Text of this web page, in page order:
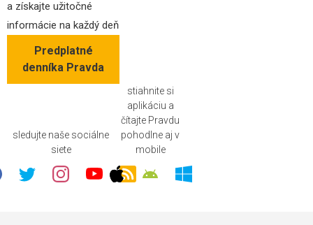
a získajte užitočné
informácie na každý deň
Predplatné
denníka Pravda
sledujte naše sociálne
siete
stiahnite si
aplikáciu a
čítajte Pravdu
pohodlne aj v
mobile